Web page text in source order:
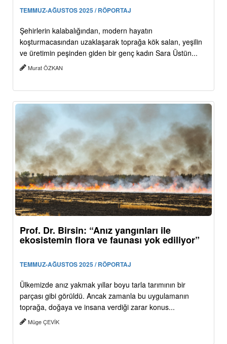
TEMMUZ-AĞUSTOS 2025 / RÖPORTAJ
Şehirlerin kalabalığından, modern hayatın
koşturmacasından uzaklaşarak toprağa kök salan, yeşilin
ve üretimin peşinden giden bir genç kadın Sara Üstün...
Murat ÖZKAN
Prof. Dr. Birsin: “Anız yangınları ile
ekosistemin flora ve faunası yok ediliyor”
TEMMUZ-AĞUSTOS 2025 / RÖPORTAJ
Ülkemizde anız yakmak yıllar boyu tarla tarımının bir
parçası gibi görüldü. Ancak zamanla bu uygulamanın
toprağa, doğaya ve insana verdiği zarar konus...
Müge ÇEVİK